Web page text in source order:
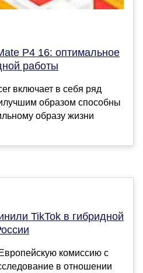
P4 16: оптимальное
работы
включает в себя ряд
образом способны
образу жизни
TikTok в гибридной
комиссию с
в отношении